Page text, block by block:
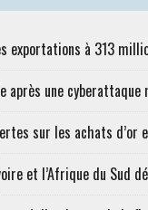
exportations à 313
après une cyberattaque
sur les achats d’or
et l’Afrique du